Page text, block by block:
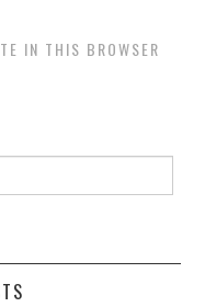
IN THIS BROWSER